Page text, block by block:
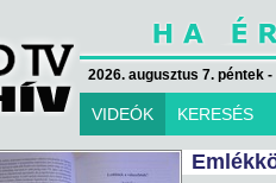
2026. augusztus 7. péntek
VIDEÓK KERESÉS